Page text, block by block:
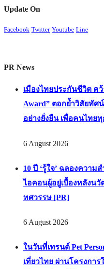
Update On
Facebook Twitter Youtube Line
PR News
เมืองไทยประกันชีวิต คว้
Award” ตอกย้ำวิสัยทั
อย่างยั่งยืน เพื่อคนไทย
6 August 2026
10 ปี ‘รู้ใจ’ ฉลองความ
ไอคอนผู้อยู่เบื้องหลังน
ทศวรรษ [PR]
6 August 2026
ในวันที่เทรนด์ Pet
เที่ยวไทย ผ่านโครงการ